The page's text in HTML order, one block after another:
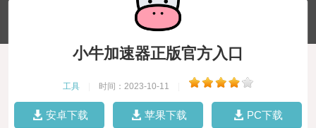
小牛加速器正版官方入口
工具 时间：2023-10-11
安卓下载 苹果下载 PC下载